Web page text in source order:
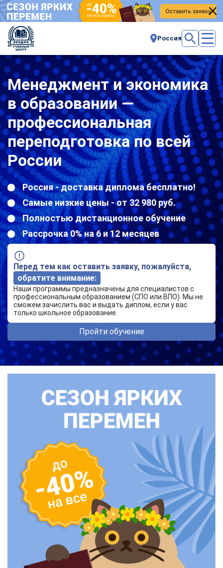
Россия
Менеджмент и экономика
в образовании —
профессиональная
переподготовка по всей
России
Россия - доставка диплома бесплатно!
Самые низкие цены - от 32 980 руб.
Полностью дистанционное обучение
Рассрочка 0% на 6 и 12 месяцев
Перед тем как оставить заявку, пожалуйста,
обратите внимание:
Наши программы предназначены для специалистов с
профессиональным образованием (СПО или ВПО). Мы не
сможем зачислить вас и выдать диплом, если у вас
только школьное образование.
Пройти обучение